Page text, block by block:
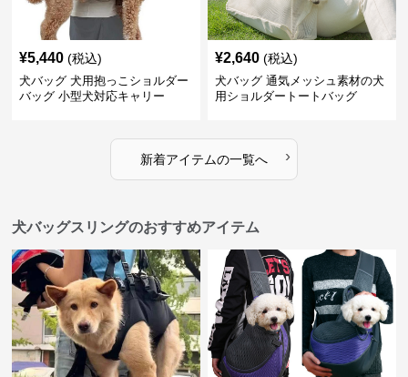
¥5,440 (税込)
犬バッグ 犬用抱っこショルダー
バッグ 小型犬対応キャリー
¥2,640 (税込)
犬バッグ 通気メッシュ素材の犬
用ショルダートートバッグ
新着アイテムの一覧へ ›
犬バッグスリングのおすすめアイテム